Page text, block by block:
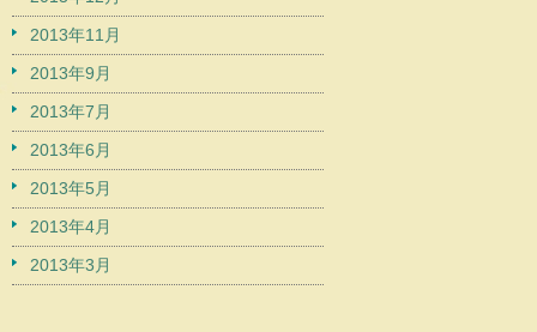
2013年11月
2013年9月
2013年7月
2013年6月
2013年5月
2013年4月
2013年3月